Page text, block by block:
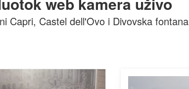
Capri, Castel dell'Ovo i Divovska fontana